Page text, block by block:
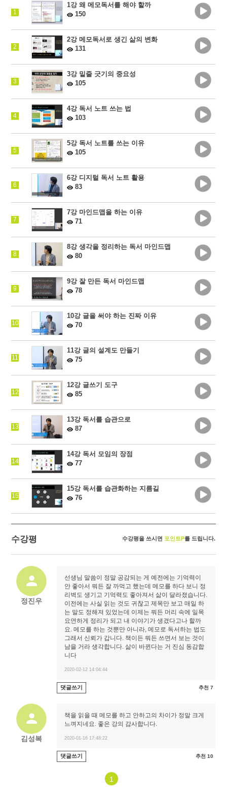
1
1강 왜 메모독서를 해야 할까
150
2
2강 메모독서로 생긴 삶의 변화
131
3
3강 밑줄 긋기의 중요성
105
4
4강 독서 노트 쓰는 법
103
5
5강 독서 노트를 쓰는 이유
105
6
6강 디지털 독서 노트 활용
83
7
7강 마인드맵을 하는 이유
71
8
8강 생각을 정리하는 독서 마인드맵
80
9
9강 잘 만든 독서 마인드맵
78
10
10강 글을 써야 하는 진짜 이유
70
11
11강 글의 설계도 만들기
75
12
12강 글쓰기 도구
85
13
13강 독서를 습관으로
87
14
14강 독서 모임의 장점
77
15
15강 독서를 습관화하는 지름길
76
수강평 수강평을 쓰시면 포인트P를 드립니다.
정진우
선생님 말씀이 정말 공감되는 게 예전에는 기억력이
안 좋아서 뭐든 잘 까먹고 했는데 메모를 하다 보니 정
리벽도 생기고 기억력도 좋아져서 삶이 달라졌습니다.
이전에는 사실 읽는 것도 귀찮고 제목만 보고 매일 하
는 말도 정해져 있었는데 이제는 뭐든 머리 속에 일목
요연하게 정리가 되고 내 이야기가 생겼다고나 할까
요. 메모를 하는 것뿐만 아니라, 메모로 독서하는 법도
그래서 신뢰가 갑니다. 책이든 뭐든 쓰면서 보는 것이
남을 거라 생각합니다. 삶이 바뀐다는 거 진심 동감합
니다
2020-02-12 14:04:44
댓글쓰기 추천 7
김성복
책을 읽을 때 메모를 하고 안하고의 차이가 정말 크게
느껴지네요. 좋은 강의 감사합니다.
2020-01-16 17:48:22
댓글쓰기 추천 10
1